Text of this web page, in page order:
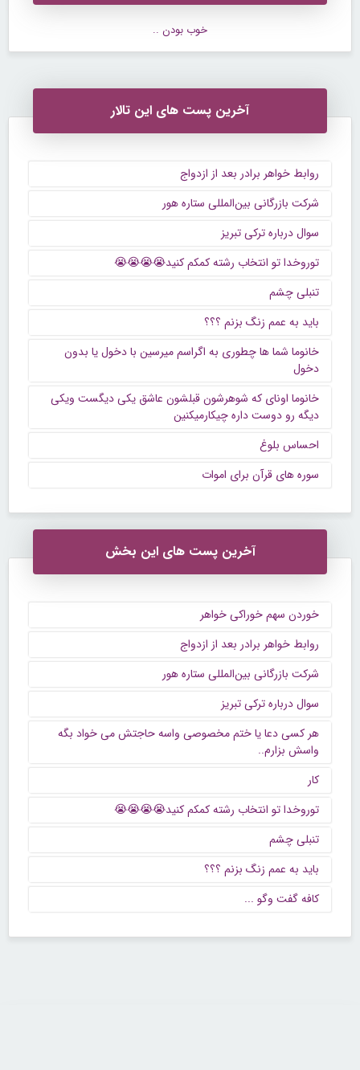
خوب بودن ..
آخرین پست های این تالار
روابط خواهر برادر بعد از ازدواج
شرکت بازرگانی بین‌المللی ستاره هور
سوال درباره ترکی تبریز
توروخدا تو انتخاب رشته کمکم کنید😭😭😭😭
تنبلی چشم
باید به عمم زنگ بزنم ؟؟؟
خانوما شما ها چطوری به اگراسم میرسین با دخول یا بدون
دخول
خانوما اونای که شوهرشون قبلشون عاشق یکی دیگست ویکی
دیگه رو دوست داره چیکارمیکنین
احساس بلوغ
سوره های قرآن برای اموات
آخرین پست های این بخش
خوردن سهم خوراکی خواهر
روابط خواهر برادر بعد از ازدواج
شرکت بازرگانی بین‌المللی ستاره هور
سوال درباره ترکی تبریز
هر کسی دعا یا ختم مخصوصی واسه حاجتش می خواد بگه
واسش بزارم..
کار
توروخدا تو انتخاب رشته کمکم کنید😭😭😭😭
تنبلی چشم
باید به عمم زنگ بزنم ؟؟؟
كافه گفت وگو ...